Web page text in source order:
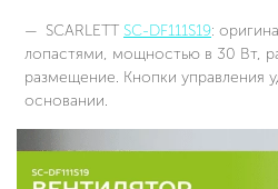
SCARLETT SC-DF111S19:
лопастями, мощностью в 30 Вт,
размещение. Кнопки управления
основании.